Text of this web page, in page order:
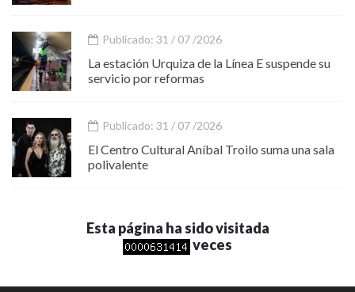
Publicado: 31 / 07 /2026
La estación Urquiza de la Línea E suspende su
servicio por reformas
Publicado: 31 / 07 /2026
El Centro Cultural Aníbal Troilo suma una sala
polivalente
Esta página ha sido visitada
veces